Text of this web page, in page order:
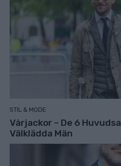
STIL & MODE
Vårjackor – De 6
Välklädda Män